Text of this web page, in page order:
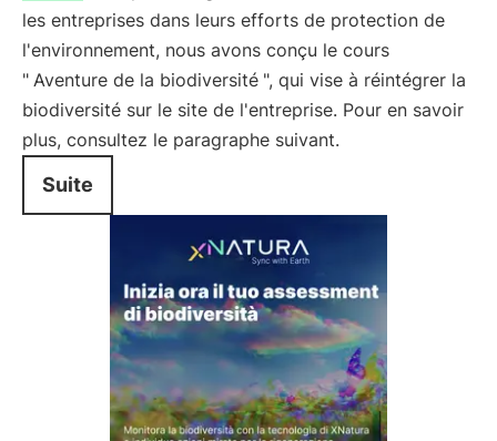
les entreprises dans leurs efforts de protection de
l'environnement, nous avons conçu le cours
" Aventure de la biodiversité ", qui vise à réintégrer la
biodiversité sur le site de l'entreprise. Pour en savoir
plus, consultez le paragraphe suivant.
Suite